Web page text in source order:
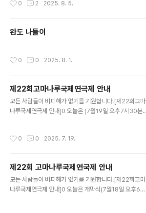
어#더치가맛있는집
0 2 2025. 8. 5.
완도 나들이
0 0 2025. 8. 1.
제22회고마나루국제연극제 안내
모든 사람들이 비피해가 없기를 기원합니다.[제22회고마
나루국제연극제 안내]0 오늘은 (7월19일 오후7시30분)
0 0 2025. 7. 19.
제22회 고마나루국제연국제 안내
모든 사람들이 비피해가 없기를 기원합니다.[제22회고마
나루국제연극제 안내]0 오늘은 개막식(7월18일 오후6시